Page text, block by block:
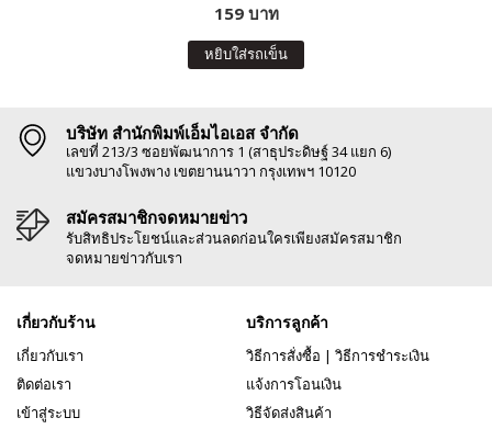
159 บาท
หยิบใส่รถเข็น
บริษัท สำนักพิมพ์เอ็มไอเอส จำกัด
เลขที่ 213/3 ซอยพัฒนาการ 1 (สาธุประดิษฐ์ 34 แยก 6)
แขวงบางโพงพาง เขตยานนาวา กรุงเทพฯ 10120
สมัครสมาชิกจดหมายข่าว
รับสิทธิประโยชน์และส่วนลดก่อนใครเพียงสมัครสมาชิก
จดหมายข่าวกับเรา
เกี่ยวกับร้าน
เกี่ยวกับเรา
ติดต่อเรา
เข้าสู่ระบบ
บริการลูกค้า
วิธีการสั่งซื้อ | วิธีการชำระเงิน
แจ้งการโอนเงิน
วิธีจัดส่งสินค้า